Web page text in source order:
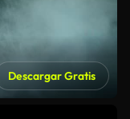
Descargar Gratis